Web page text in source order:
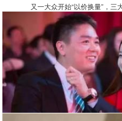
又一大众开始“以价换量”，三